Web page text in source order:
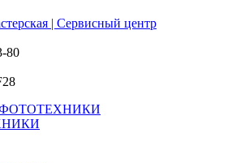
| Сервисный центр
80